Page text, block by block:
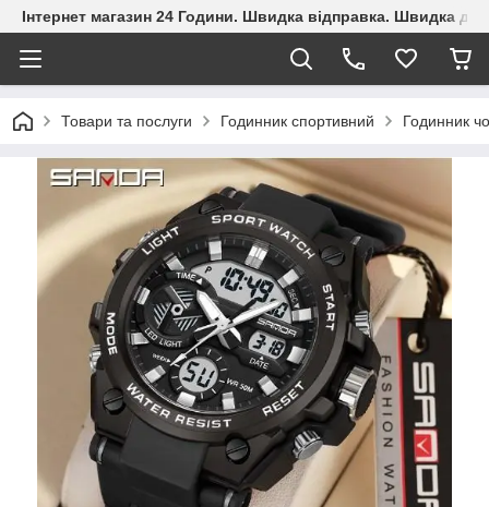
Інтернет магазин 24 Години. Швидка відправка. Швидка
Товари та послуги Годинник спортивний Годинник